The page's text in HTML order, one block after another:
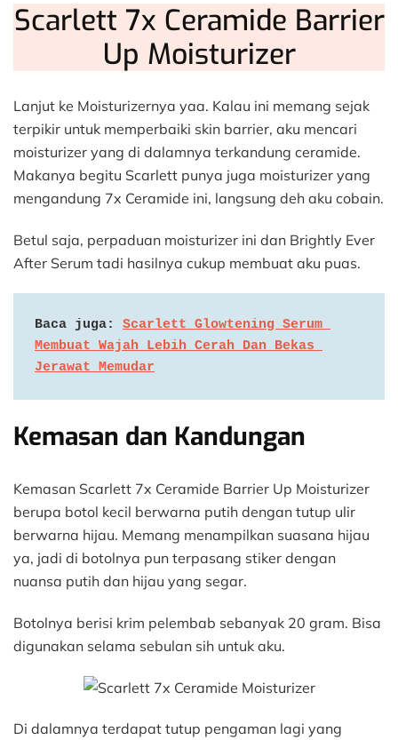
Scarlett 7x Ceramide Barrier
Up Moisturizer
Lanjut ke Moisturizernya yaa. Kalau ini memang sejak
terpikir untuk memperbaiki skin barrier, aku mencari
moisturizer yang di dalamnya terkandung ceramide.
Makanya begitu Scarlett punya juga moisturizer yang
mengandung 7x Ceramide ini, langsung deh aku cobain.
Betul saja, perpaduan moisturizer ini dan Brightly Ever
After Serum tadi hasilnya cukup membuat aku puas.
Baca juga: Scarlett Glowtening Serum
Membuat Wajah Lebih Cerah Dan Bekas
Jerawat Memudar
Kemasan dan Kandungan
Kemasan Scarlett 7x Ceramide Barrier Up Moisturizer
berupa botol kecil berwarna putih dengan tutup ulir
berwarna hijau. Memang menampilkan suasana hijau
ya, jadi di botolnya pun terpasang stiker dengan
nuansa putih dan hijau yang segar.
Botolnya berisi krim pelembab sebanyak 20 gram. Bisa
digunakan selama sebulan sih untuk aku.
Di dalamnya terdapat tutup pengaman lagi yang